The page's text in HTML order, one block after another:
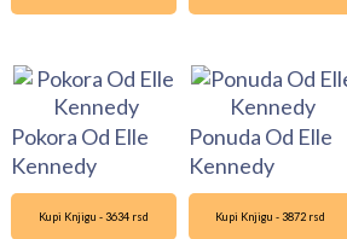
Pokora Od Elle
Kennedy
Ponuda Od Elle
Kennedy
Kupi Knjigu - 3634 rsd Kupi Knjigu - 3872 rsd